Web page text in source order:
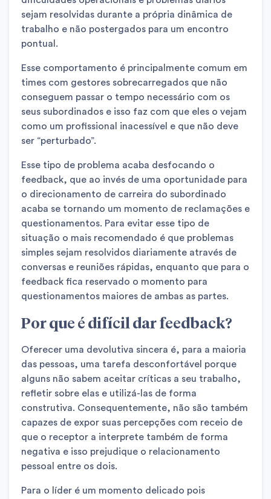
sejam resolvidas durante a própria dinâmica de
trabalho e não postergados para um encontro
pontual.
Esse comportamento é principalmente comum em
times com gestores sobrecarregados que não
conseguem passar o tempo necessário com os
seus subordinados e isso faz com que eles o vejam
como um profissional inacessível e que não deve
ser “perturbado”.
Esse tipo de problema acaba desfocando o
feedback, que ao invés de uma oportunidade para
o direcionamento de carreira do subordinado
acaba se tornando um momento de reclamações e
questionamentos. Para evitar esse tipo de
situação o mais recomendado é que problemas
simples sejam resolvidos diariamente através de
conversas e reuniões rápidas, enquanto que para o
feedback fica reservado o momento para
questionamentos maiores de ambas as partes.
Por que é difícil dar feedback?
Oferecer uma devolutiva sincera é, para a maioria
das pessoas, uma tarefa desconfortável porque
alguns não sabem aceitar críticas a seu trabalho,
refletir sobre elas e utilizá-las de forma
construtiva. Consequentemente, não são também
capazes de expor suas percepções com receio de
que o receptor a interprete também de forma
negativa e isso prejudique o relacionamento
pessoal entre os dois.
Para o líder é um momento delicado pois